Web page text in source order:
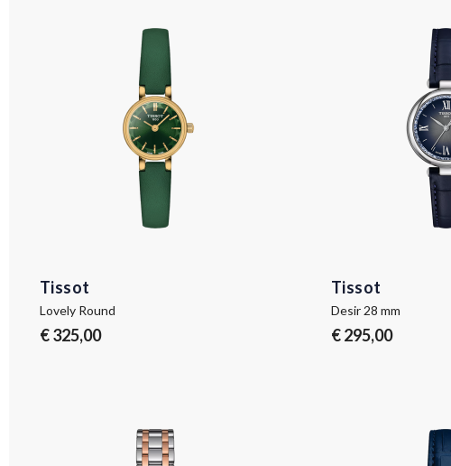
Tissot
Lovely Round
€ 325,00
Tissot
Desir 28 mm
€ 295,00